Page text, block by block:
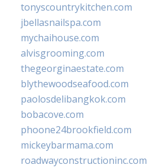
tonyscountrykitchen.com
jbellasnailspa.com
mychaihouse.com
alvisgrooming.com
thegeorginaestate.com
blythewoodseafood.com
paolosdelibangkok.com
bobacove.com
phoone24brookfield.com
mickeybarmama.com
roadwayconstructioninc.com